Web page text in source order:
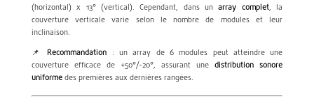
(horizontal) x 13° (vertical). Cependant, dans unarray complet, la
couverture verticale varie selon le nombre de modules et leur
inclinaison.
📌 Recommandation : un array de 6 modules peut atteindre une
couverture efficace de +50°/-20°, assurant unedistribution sonore
uniformedes premières aux dernières rangées.